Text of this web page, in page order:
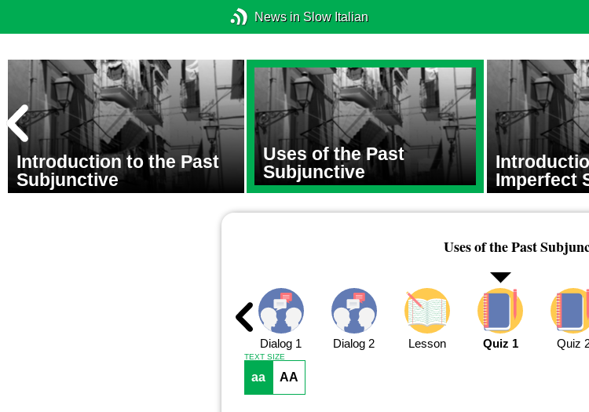
News in Slow Italian
Introduction to the Past
Subjunctive
Uses of the Past
Subjunctive
Imperfect
Uses of the Past
Dialog 1 Dialog 2 Lesson Quiz 1 Quiz
TEXT SIZE
aa AA